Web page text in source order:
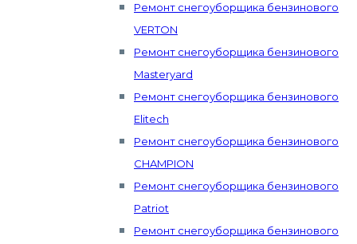
Ремонт снегоуборщика бензинового
VERTON
Ремонт снегоуборщика бензинового
Masteryard
Ремонт снегоуборщика бензинового
Elitech
Ремонт снегоуборщика бензинового
CHAMPION
Ремонт снегоуборщика бензинового
Patriot
Ремонт снегоуборщика бензинового